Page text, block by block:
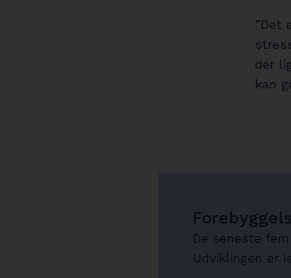
”Det
der
kan
De seneste
Udviklingen er